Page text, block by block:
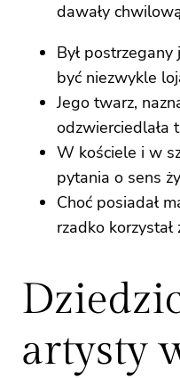
dawały
Był
być niezwykle
Jego twarz,
odzwierciedlała
W kościele i w
pytania o sens
Choć posiadał
rzadko
artysty